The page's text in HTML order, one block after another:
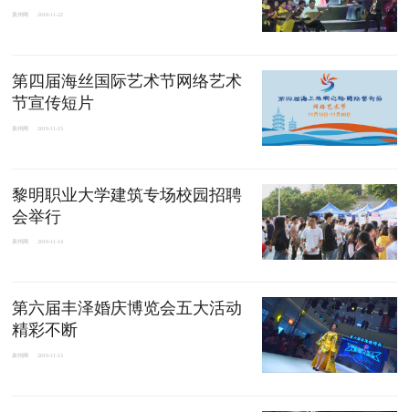
泉州网 2019-11-22
第四届海丝国际艺术节网络艺术
节宣传短片
泉州网 2019-11-15
黎明职业大学建筑专场校园招聘
会举行
泉州网 2019-11-14
第六届丰泽婚庆博览会五大活动
精彩不断
泉州网 2019-11-13